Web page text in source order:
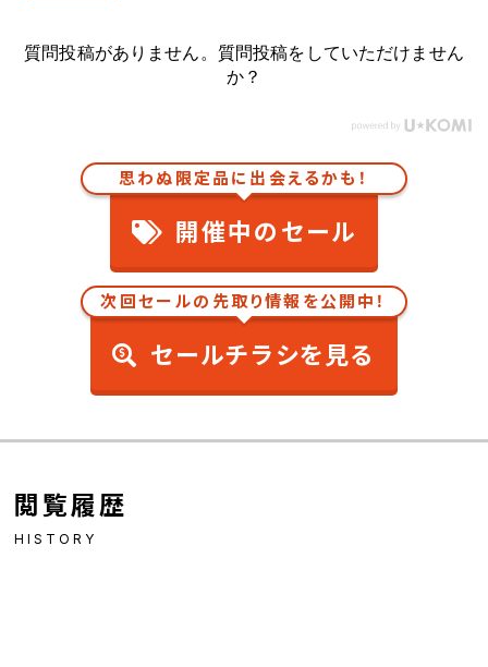
質問投稿がありません。質問投稿をしていただけません
か？
思わぬ限定品に出会えるかも！
開催中のセール
次回セールの先取り情報を公開中！
セールチラシを見る
閲覧履歴
HISTORY